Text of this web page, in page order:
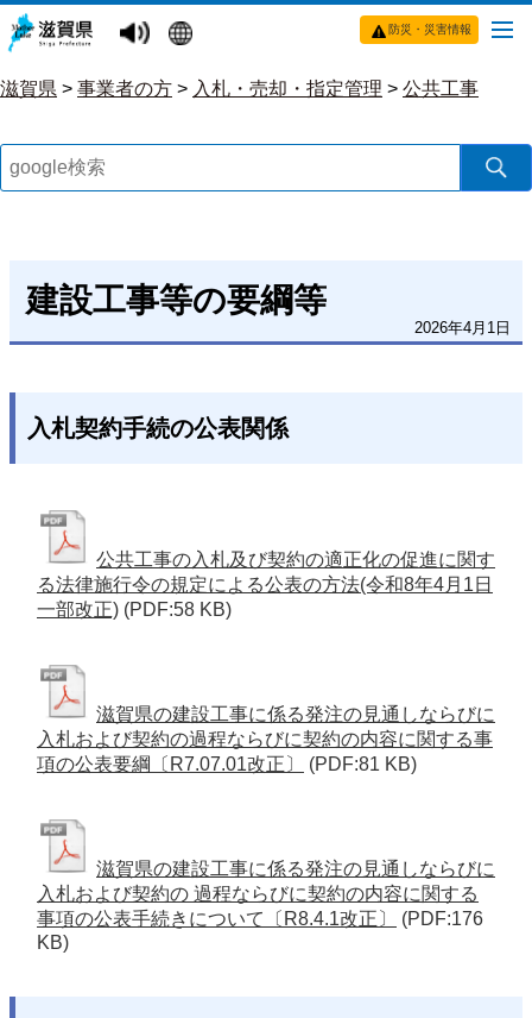
防災・災害情報
滋賀県 > 事業者の方 > 入札・売却・指定管理 > 公共工事
建設工事等の要綱等
2026年4月1日
入札契約手続の公表関係
公共工事の入札及び契約の適正化の促進に関す
る法律施行令の規定による公表の方法(令和8年4月1日
一部改正) (PDF:58 KB)
滋賀県の建設工事に係る発注の見通しならびに
入札および契約の過程ならびに契約の内容に関する事
項の公表要綱〔R7.07.01改正〕
(PDF:81 KB)
滋賀県の建設工事に係る発注の見通しならびに
入札および契約の 過程ならびに契約の内容に関する
事項の公表手続きについて〔R8.4.1改正〕
(PDF:176
KB)